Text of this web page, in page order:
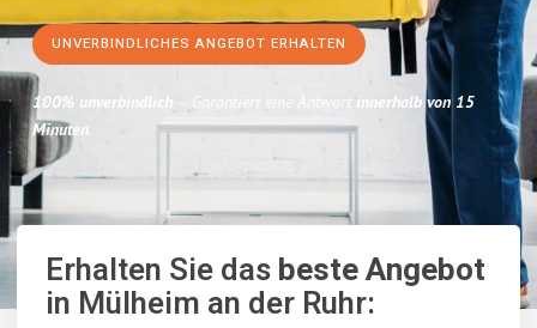
UNVERBINDLICHES ANGEBOT ERHALTEN
100% unverbindlich – Garantiert eine Antwort innerhalb von 15
Minuten.
Erhalten Sie dasbeste Angebot
in Mülheim an der Ruhr: